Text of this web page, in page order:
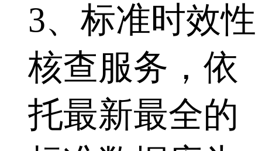
3、标准时效性
核查服务，依
托最新最全的